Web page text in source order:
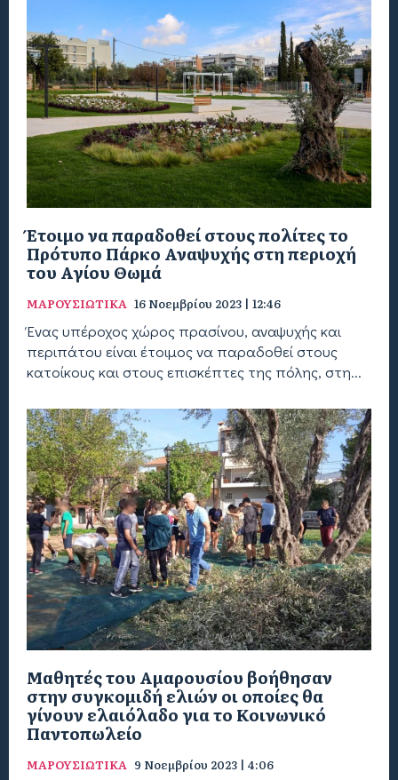
Έτοιμο να παραδοθεί στους πολίτες το
Πρότυπο Πάρκο Αναψυχής στη περιοχή
του Αγίου Θωμά
ΜΑΡΟΥΣΙΩΤΙΚΑ 16 Νοεμβρίου 2023 | 12:46
Ένας υπέροχος χώρος πρασίνου, αναψυχής και
περιπάτου είναι έτοιμος να παραδοθεί στους
κατοίκους και στους επισκέπτες της πόλης, στη...
Μαθητές του Αμαρουσίου βοήθησαν
στην συγκομιδή ελιών οι οποίες θα
γίνουν ελαιόλαδο για το Κοινωνικό
Παντοπωλείο
ΜΑΡΟΥΣΙΩΤΙΚΑ 9 Νοεμβρίου 2023 | 4:06